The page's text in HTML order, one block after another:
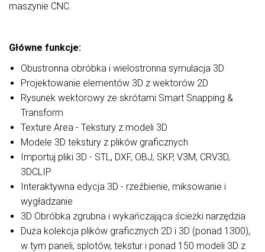
maszynie CNC.
Główne funkcje:
Obustronna obróbka i wielostronna symulacja 3D
Projektowanie elementów 3D z wektorów 2D
Rysunek wektorowy ze skrótami Smart Snapping &
Transform
Texture Area - Tekstury z modeli 3D
Modele 3D tekstury z plików graficznych
Importuj pliki 3D - STL, DXF, OBJ, SKP, V3M, CRV3D,
3DCLIP
Interaktywna edycja 3D - rzeźbienie, miksowanie i
wygładzanie
3D Obróbka zgrubna i wykańczająca ścieżki narzędzia
Duża kolekcja plików graficznych 2D i 3D (ponad 1300),
w tym paneli, splotów, tekstur i ponad 150 modeli 3D z